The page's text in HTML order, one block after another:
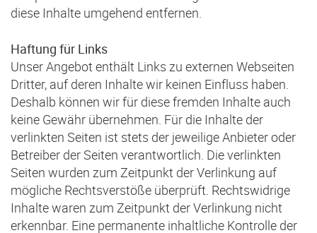
diese Inhalte umgehend entfernen.
Haftung für Links
Unser Angebot enthält Links zu externen Webseiten
Dritter, auf deren Inhalte wir keinen Einfluss haben.
Deshalb können wir für diese fremden Inhalte auch
keine Gewähr übernehmen. Für die Inhalte der
verlinkten Seiten ist stets der jeweilige Anbieter oder
Betreiber der Seiten verantwortlich. Die verlinkten
Seiten wurden zum Zeitpunkt der Verlinkung auf
mögliche Rechtsverstöße überprüft. Rechtswidrige
Inhalte waren zum Zeitpunkt der Verlinkung nicht
erkennbar. Eine permanente inhaltliche Kontrolle der